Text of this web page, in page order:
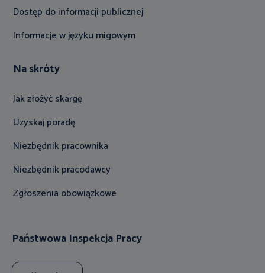
Dostęp do informacji publicznej
Informacje w języku migowym
Na skróty
Jak złożyć skargę
Uzyskaj poradę
Niezbędnik pracownika
Niezbędnik pracodawcy
Zgłoszenia obowiązkowe
Państwowa Inspekcja Pracy